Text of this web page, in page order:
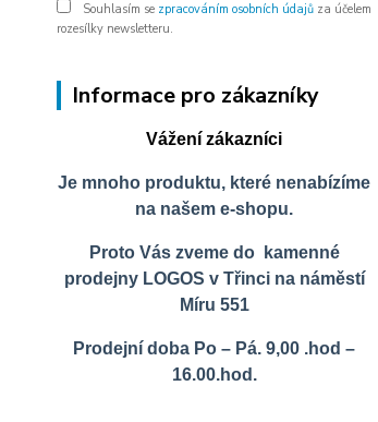
Souhlasím se zpracováním osobních údajů za účelem
rozesílky newsletteru.
Informace pro zákazníky
Vážení zákazníci
Je mnoho produktu, které nenabízíme
na našem e-shopu.
Proto Vás zveme do kamenné
prodejny LOGOS v Třinci na náměstí
Míru 551
Prodejní doba Po – Pá. 9,00 .hod –
16.00.hod.